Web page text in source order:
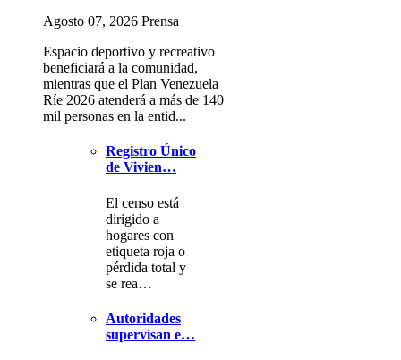
Agosto 07, 2026 Prensa
Espacio deportivo y recreativo
beneficiará a la comunidad,
mientras que el Plan Venezuela
Ríe 2026 atenderá a más de 140
mil personas en la entid...
Registro Único
de Vivien…
El censo está
dirigido a
hogares con
etiqueta roja o
pérdida total y
se rea…
Autoridades
supervisan e…